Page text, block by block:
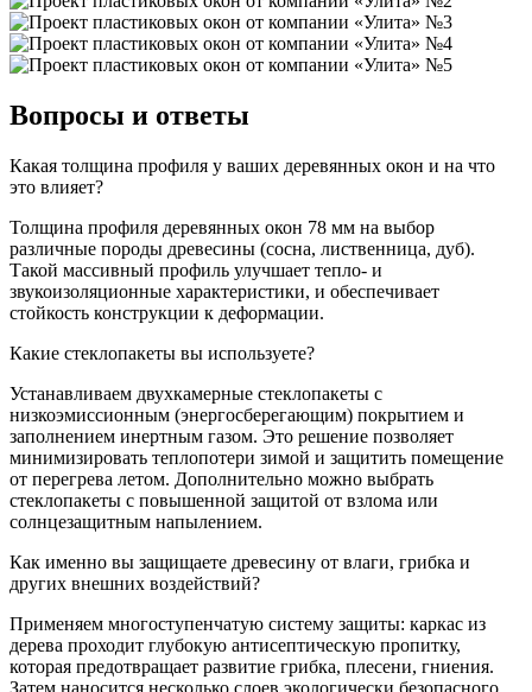
Вопросы и ответы
Какая толщина профиля у ваших деревянных окон и на что
это влияет?
Толщина профиля деревянных окон 78 мм на выбор
различные породы древесины (сосна, лиственница, дуб).
Такой массивный профиль улучшает тепло- и
звукоизоляционные характеристики, и обеспечивает
стойкость конструкции к деформации.
Какие стеклопакеты вы используете?
Устанавливаем двухкамерные стеклопакеты с
низкоэмиссионным (энергосберегающим) покрытием и
заполнением инертным газом. Это решение позволяет
минимизировать теплопотери зимой и защитить помещение
от перегрева летом. Дополнительно можно выбрать
стеклопакеты с повышенной защитой от взлома или
солнцезащитным напылением.
Как именно вы защищаете древесину от влаги, грибка и
других внешних воздействий?
Применяем многоступенчатую систему защиты: каркас из
дерева проходит глубокую антисептическую пропитку,
которая предотвращает развитие грибка, плесени, гниения.
Затем наносится несколько слоев экологически безопасного